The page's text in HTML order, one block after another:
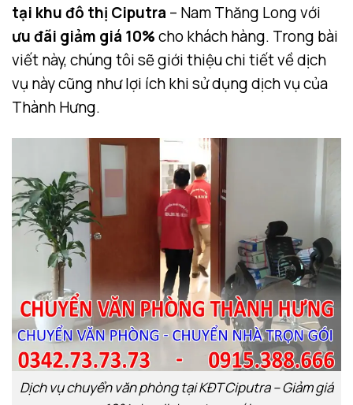
tại khu đô thị Ciputra – Nam Thăng Long với
ưu đãi giảm giá 10%cho khách hàng. Trong bài
viết này, chúng tôi sẽ giới thiệu chi tiết về dịch
vụ này cũng như lợi ích khi sử dụng dịch vụ của
Thành Hưng.
Dịch vụ chuyển văn phòng tại KĐT Ciputra – Giảm giá